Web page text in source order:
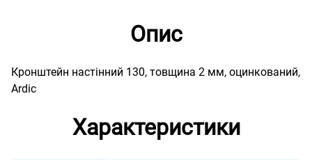
Опис
Кронштейн настінний 130, товщина 2 мм, оцинкований,
Ardic
Характеристики